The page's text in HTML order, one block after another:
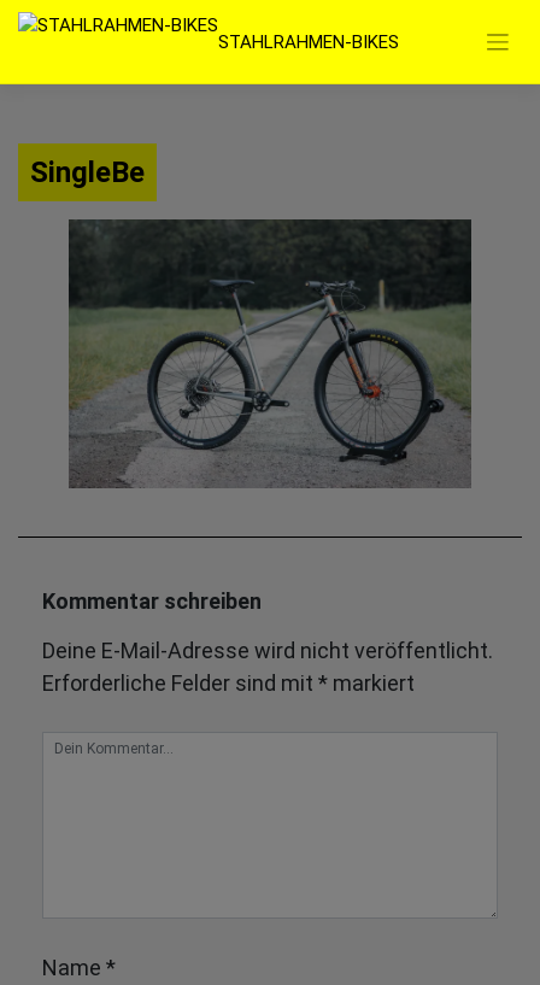
Zum
springen
STAHLRAHMEN-BIKES
SingleBe
Kommentar schreiben
Deine E-Mail-Adresse wird nicht veröffentlicht.
Erforderliche Felder sind mit * markiert
Name *